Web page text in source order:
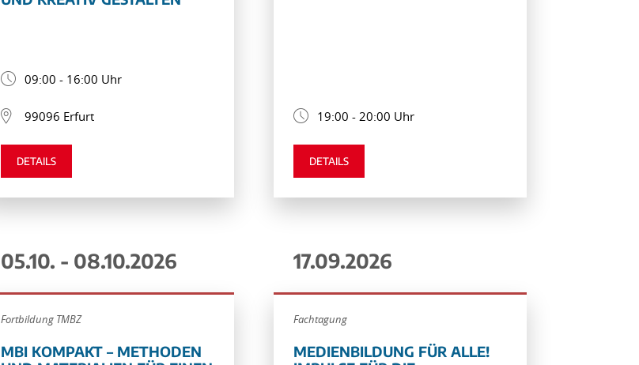
09:00 - 16:00 Uhr
99096 Erfurt
DETAILS
19:00 - 20:00 Uhr
DETAILS
05.10. - 08.10.2026
Fortbildung TMBZ
MBI KOMPAKT – METHODEN
17.09.2026
Fachtagung
MEDIENBILDUNG FÜR ALLE!